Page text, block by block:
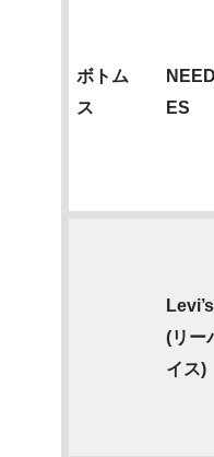
ボトム
ス
ES
Levi’s
(リー
イス)